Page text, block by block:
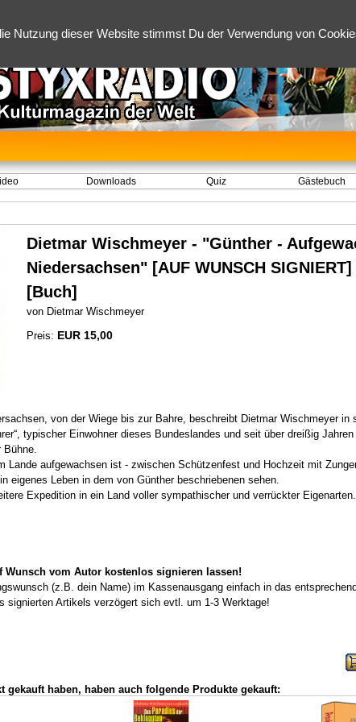
Nutzung dieser Website stimmst Du der Verwendung von
Downloads Quiz Gästebuch
Dietmar Wischmeyer - "Günther -
Niedersachsen" [AUF WUNSCH SIGNIERT]
[Buch]
von Dietmar Wischmeyer
Preis: EUR 15,00
von der Wiege bis zur Bahre, beschreibt Dietmar Wischmeyer in
typischer Einwohner dieses Bundeslandes und seit über dreißig
Bühne.
Lande aufgewachsen ist - zwischen Schützenfest und Hochzeit mit
eigenes Leben in dem von Günther beschriebenen sehen.
Expedition in ein Land voller sympathischer und verrückter Eigenarten.
Wunsch vom Autor kostenlos signieren lassen!
(z.B. dein Name) im Kassenausgang einfach in das
signierten Artikels verzögert sich evtl. um 1-3 Werktage!
gekauft haben, haben auch folgende Produkte gekauft: